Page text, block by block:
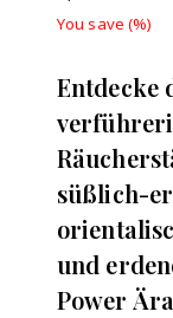
You save (%)
Entdecke
süßlich-
und
Power